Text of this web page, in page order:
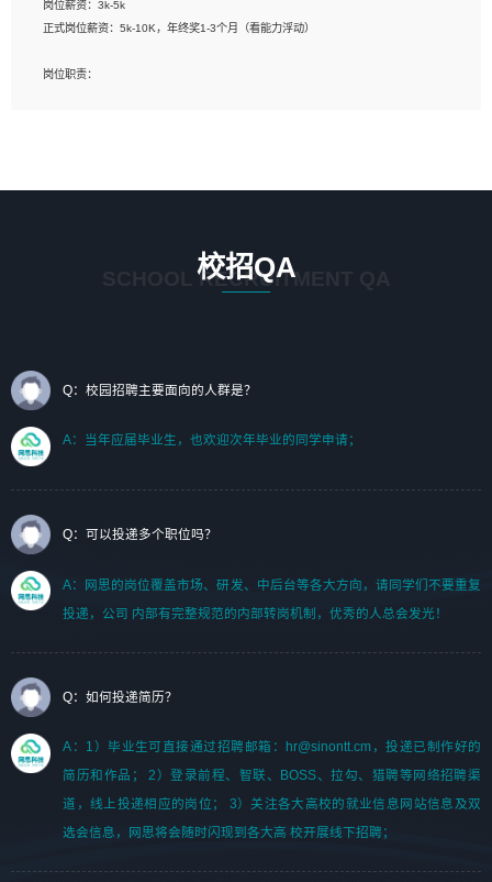
标志及吉祥物设计，效果图后期处理等。
1、艺术设计类相关专业；（其中需求分析顾问不限专业）
岗位薪资：3k-5k
正式岗位薪资：5k-10K，年终奖1-3个月（看能力浮动）
岗位职责：
2. 熟悉 前端常用框架, 能独立完成设计给予的 UI 效果;
3. 有良好的代码习惯, 低级错误出现频率低;
7. 了解或熟悉 WebGL 及相关框架优先。
（岗位人员专职于行业应用解决方案、项目申报方案、投标方案的策划编写）
校招QA
SCHOOL RECRUITMENT QA
Q：校园招聘主要面向的人群是？
A：当年应届毕业生，也欢迎次年毕业的同学申请；
Q：可以投递多个职位吗？
A：网思的岗位覆盖市场、研发、中后台等各大方向，请同学们不要重复
投递，公司 内部有完整规范的内部转岗机制，优秀的人总会发光！
Q：如何投递简历？
A：1）毕业生可直接通过招聘邮箱：hr@sinontt.cm，投递已制作好的
简历和作品； 2）登录前程、智联、BOSS、拉勾、猎聘等网络招聘渠
道，线上投递相应的岗位； 3）关注各大高校的就业信息网站信息及双
选会信息，网思将会随时闪现到各大高 校开展线下招聘；